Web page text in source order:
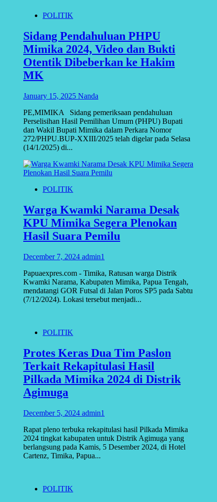
POLITIK
Sidang Pendahuluan PHPU
Mimika 2024, Video dan Bukti
Otentik Dibeberkan ke Hakim
MK
January 15, 2025 Nanda
PE,MIMIKA Sidang pemeriksaan pendahuluan
Perselisihan Hasil Pemilihan Umum (PHPU) Bupati
dan Wakil Bupati Mimika dalam Perkara Nomor
272/PHPU.BUP-XXIII/2025 telah digelar pada Selasa
(14/1/2025) di...
POLITIK
Warga Kwamki Narama Desak
KPU Mimika Segera Plenokan
Hasil Suara Pemilu
December 7, 2024 admin1
Papuaexpres.com - Timika, Ratusan warga Distrik
Kwamki Narama, Kabupaten Mimika, Papua Tengah,
mendatangi GOR Futsal di Jalan Poros SP5 pada Sabtu
(7/12/2024). Lokasi tersebut menjadi...
POLITIK
Protes Keras Dua Tim Paslon
Terkait Rekapitulasi Hasil
Pilkada Mimika 2024 di Distrik
Agimuga
December 5, 2024 admin1
Rapat pleno terbuka rekapitulasi hasil Pilkada Mimika
2024 tingkat kabupaten untuk Distrik Agimuga yang
berlangsung pada Kamis, 5 Desember 2024, di Hotel
Cartenz, Timika, Papua...
POLITIK